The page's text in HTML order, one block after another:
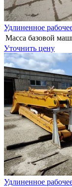
Удлиненное
Масса базовой
Уточнить цену
Удлиненное